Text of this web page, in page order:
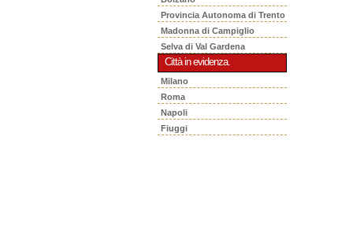
Provincia Autonoma di Trento
Madonna di Campiglio
Selva di Val Gardena
Città in evidenza.
Milano
Roma
Napoli
Fiuggi